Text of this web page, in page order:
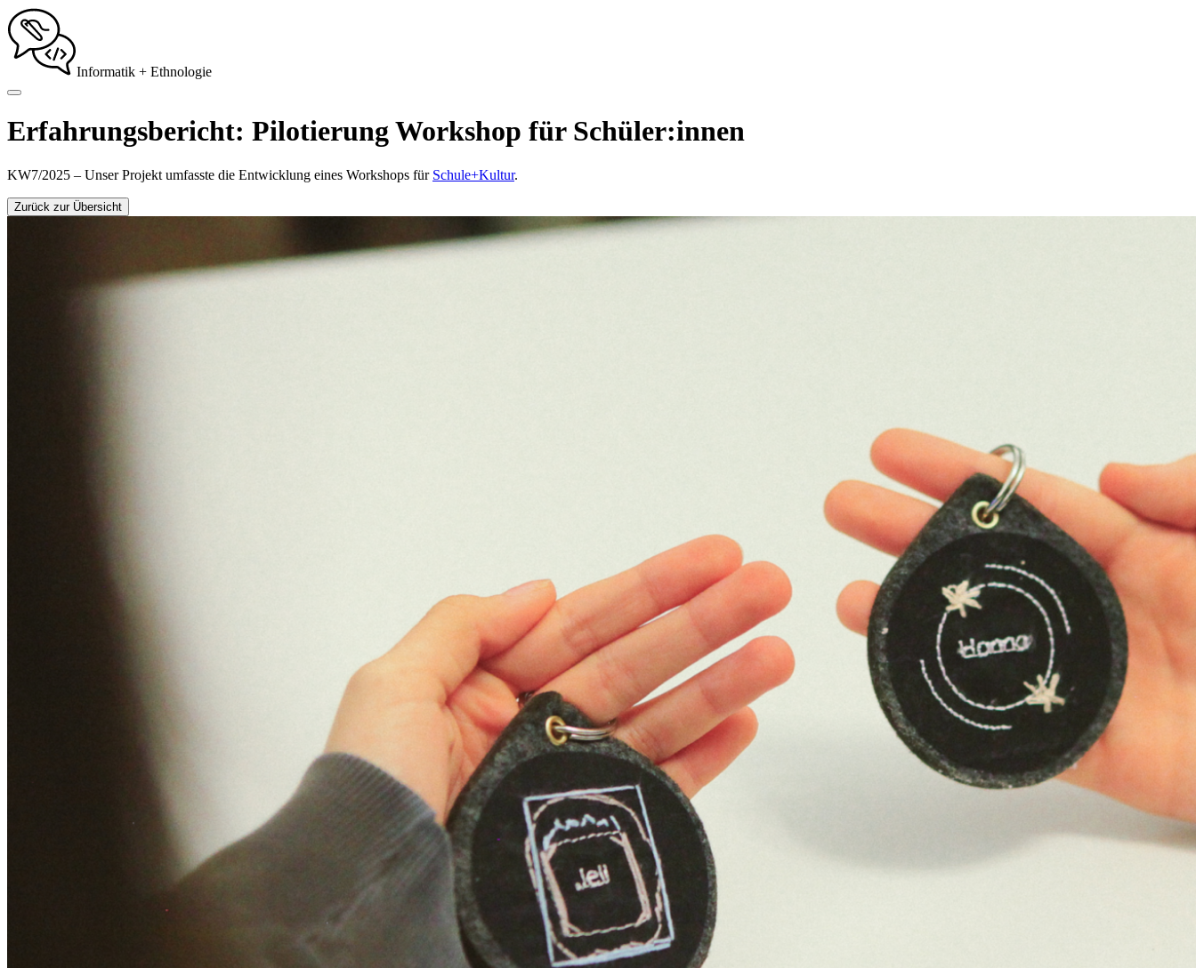
Informatik + Ethnologie
Erfahrungsbericht: Pilotierung Workshop für Schüler:innen
KW7/2025 – Unser Projekt umfasste die Entwicklung eines Workshops für Schule+Kultur.
Zurück zur Übersicht